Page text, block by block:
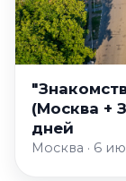
(Москва +
дней
Москва · 6